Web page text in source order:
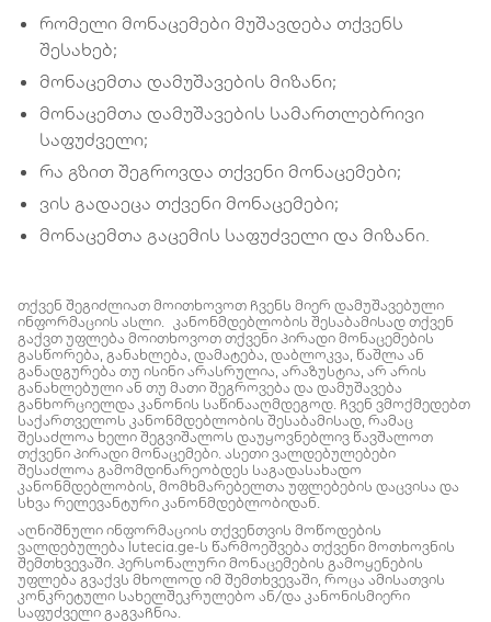
რომელი მონაცემები მუშავდება თქვენს
შესახებ;
მონაცემთა დამუშავების მიზანი;
მონაცემთა დამუშავების სამართლებრივი
საფუძველი;
რა გზით შეგროვდა თქვენი მონაცემები;
ვის გადაეცა თქვენი მონაცემები;
მონაცემთა გაცემის საფუძველი და მიზანი.
თქვენ შეგიძლიათ მოითხოვოთ ჩვენს მიერ დამუშავებული
ინფორმაციის ასლი. კანონმდებლობის შესაბამისად თქვენ
გაქვთ უფლება მოითხოვოთ თქვენი პირადი მონაცემების
გასწორება, განახლება, დამატება, დაბლოკვა, წაშლა ან
განადგურება თუ ისინი არასრულია, არაზუსტია, არ არის
განახლებული ან თუ მათი შეგროვება და დამუშავება
განხორციელდა კანონის საწინააღმდეგოდ. ჩვენ ვმოქმედებთ
საქართველოს კანონმდებლობის შესაბამისად, რამაც
შესაძლოა ხელი შეგვიშალოს დაუყოვნებლივ წავშალოთ
თქვენი პირადი მონაცემები. ასეთი ვალდებულებები
შესაძლოა გამომდინარეობდეს საგადასახადო
კანონმდებლობის, მომხმარებელთა უფლებების დაცვისა და
სხვა რელევანტური კანონმდებლობიდან.
აღნიშნული ინფორმაციის თქვენთვის მოწოდების
ვალდებულება lutecia.ge-ს წარმოეშვება თქვენი მოთხოვნის
შემთხვევაში. პერსონალური მონაცემების გამოყენების
უფლება გვაქვს მხოლოდ იმ შემთხვევაში, როცა ამისათვის
კონკრეტული სახელშეკრულებო ან/და კანონისმიერი
საფუძველი გაგვაჩნია.